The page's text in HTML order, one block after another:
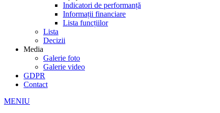
Indicatori de performanță
Informații financiare
Lista funcțiilor
Lista
Decizii
Media
Galerie foto
Galerie video
GDPR
Contact
MENIU